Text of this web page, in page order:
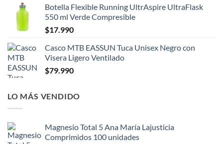
Botella Flexible Running UltrAspire UltraFlask
550 ml Verde Compresible
$17.990
Casco MTB EASSUN Tuca Unisex Negro con
Visera Ligero Ventilado
$79.990
LO MÁS VENDIDO
Magnesio Total 5 Ana María Lajusticia
Comprimidos 100 unidades